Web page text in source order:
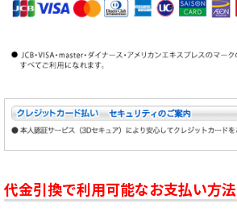
代金引換で利用可能なお支払い方